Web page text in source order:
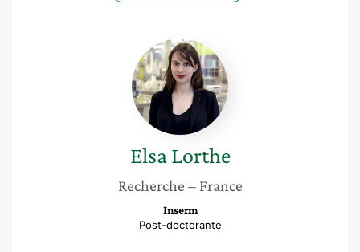
Elsa
Lorthe
Elsa Lorthe
Recherche – France
Inserm
Post-doctorante